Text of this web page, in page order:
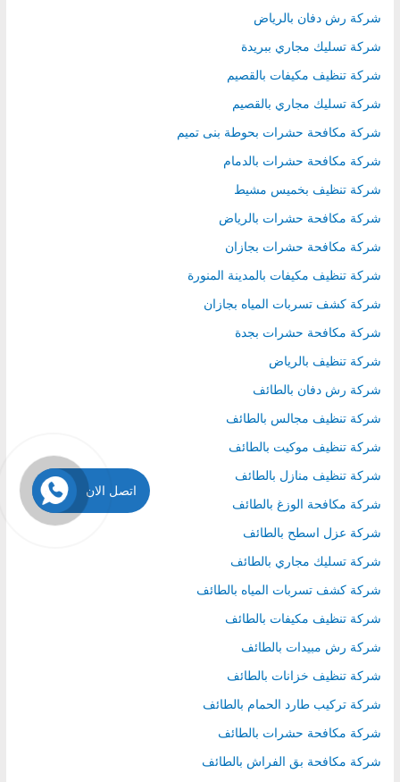
شركة رش دفان بالرياض
شركة تسليك مجاري ببريدة
شركة تنظيف مكيفات بالقصيم
شركة تسليك مجاري بالقصيم
شركة مكافحة حشرات بحوطة بنى تميم
شركة مكافحة حشرات بالدمام
شركة تنظيف بخميس مشيط
شركة مكافحة حشرات بالرياض
شركة مكافحة حشرات بجازان
شركة تنظيف مكيفات بالمدينة المنورة
شركة كشف تسربات المياه بجازان
شركة مكافحة حشرات بجدة
شركة تنظيف بالرياض
شركة رش دفان بالطائف
شركة تنظيف مجالس بالطائف
شركة تنظيف موكيت بالطائف
شركة تنظيف منازل بالطائف
شركة مكافحة الوزغ بالطائف
شركة عزل اسطح بالطائف
شركة تسليك مجاري بالطائف
شركة كشف تسربات المياه بالطائف
شركة تنظيف مكيفات بالطائف
شركة رش مبيدات بالطائف
شركة تنظيف خزانات بالطائف
شركة تركيب طارد الحمام بالطائف
شركة مكافحة حشرات بالطائف
شركة مكافحة بق الفراش بالطائف
اتصل الان